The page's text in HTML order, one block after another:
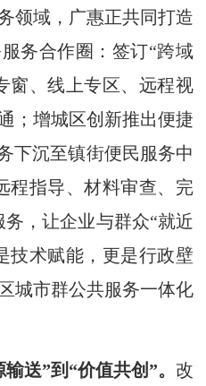
领域，广惠正共同打造
务合作圈：签订“跨域
窗、线上专区、远程视
；增城区创新推出便捷
下沉至镇街便民服务中
程指导、材料审查、完
，让企业与群众“就近
技术赋能，更是行政壁
城市群公共服务一体化
送”到“价值共创”。 改